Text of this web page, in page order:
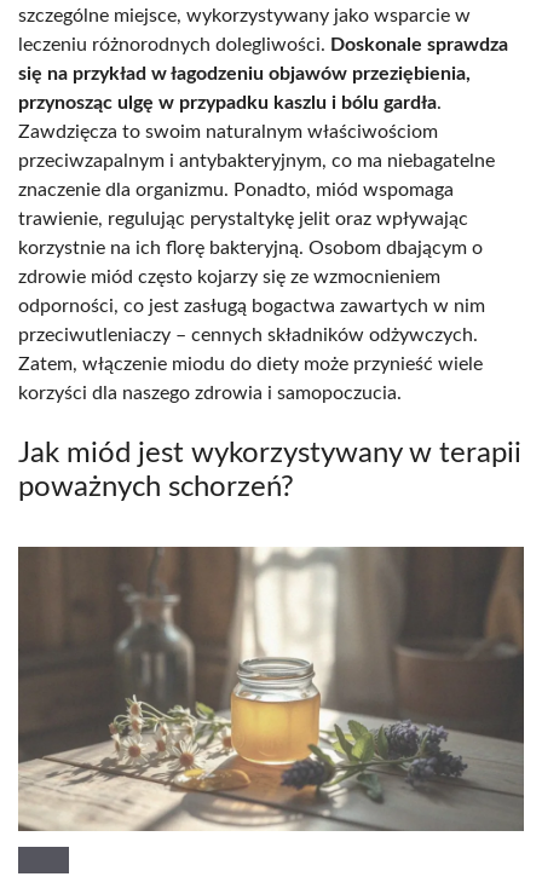
szczególne miejsce, wykorzystywany jako wsparcie w
leczeniu różnorodnych dolegliwości. Doskonale sprawdza
się na przykład w łagodzeniu objawów przeziębienia,
przynosząc ulgę w przypadku kaszlu i bólu gardła.
Zawdzięcza to swoim naturalnym właściwościom
przeciwzapalnym i antybakteryjnym, co ma niebagatelne
znaczenie dla organizmu. Ponadto, miód wspomaga
trawienie, regulując perystaltykę jelit oraz wpływając
korzystnie na ich florę bakteryjną. Osobom dbającym o
zdrowie miód często kojarzy się ze wzmocnieniem
odporności, co jest zasługą bogactwa zawartych w nim
przeciwutleniaczy – cennych składników odżywczych.
Zatem, włączenie miodu do diety może przynieść wiele
korzyści dla naszego zdrowia i samopoczucia.
Jak miód jest wykorzystywany w terapii
poważnych schorzeń?